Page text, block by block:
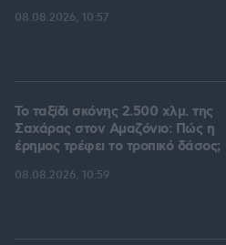
08.08.2026, 10:57
Το ταξίδι σκόνης 2.500 χλμ. της
Σαχάρας στον Αμαζόνιο: Πώς η
έρημος τρέφει το τροπικό δάσος;
08.08.2026, 10:59